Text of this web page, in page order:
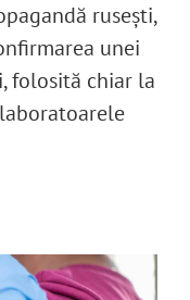
ruseşti,
unei
folosită chiar la